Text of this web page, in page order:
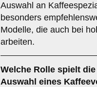
Auswahl an
besonders
Modelle, die auch bei
arbeiten.
Welche Rolle spielt
Auswahl eines